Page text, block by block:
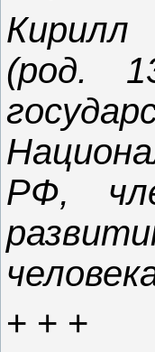
(род.
РФ,
+ + +